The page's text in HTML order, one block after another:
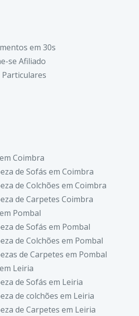
em 30s
se Afiliado
Particulares
Coimbra
de Sofás em Coimbra
de Colchões em Coimbra
de Carpetes Coimbra
Pombal
de Sofás em Pombal
de Colchões em Pombal
de Carpetes em Pombal
Leiria
de Sofás em Leiria
de colchões em Leiria
de Carpetes em Leiria